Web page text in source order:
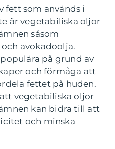
fett som används i
är vegetabiliska oljor
såsom
avokadoolja.
på grund av
och förmåga att
fettet på huden.
vegetabiliska oljor
kan bidra till att
och minska